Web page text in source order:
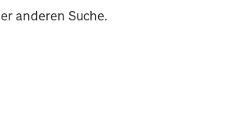
anderen Suche.